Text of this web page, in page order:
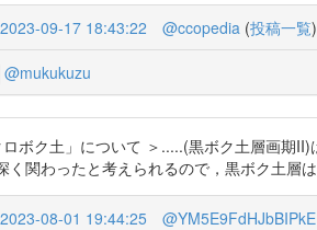
2023-09-17 18:43:22 @ccopedia (投稿一覧)
@mukukuzu
ボク土」について ＞.....(黒ボク土層画期
く関わったと考えられるので，黒ボク土
2023-08-01 19:44:25 @YM5E9FdHJbBIPkE